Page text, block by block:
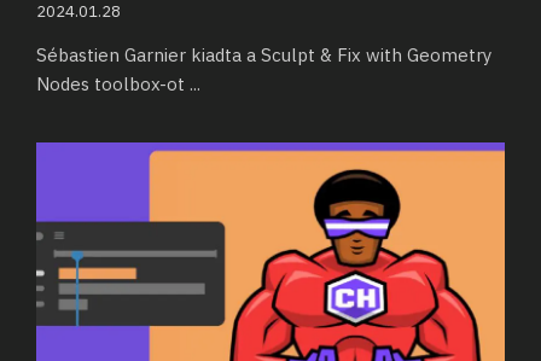
2024.01.28
Sébastien Garnier kiadta a Sculpt & Fix with Geometry
Nodes toolbox-ot ...